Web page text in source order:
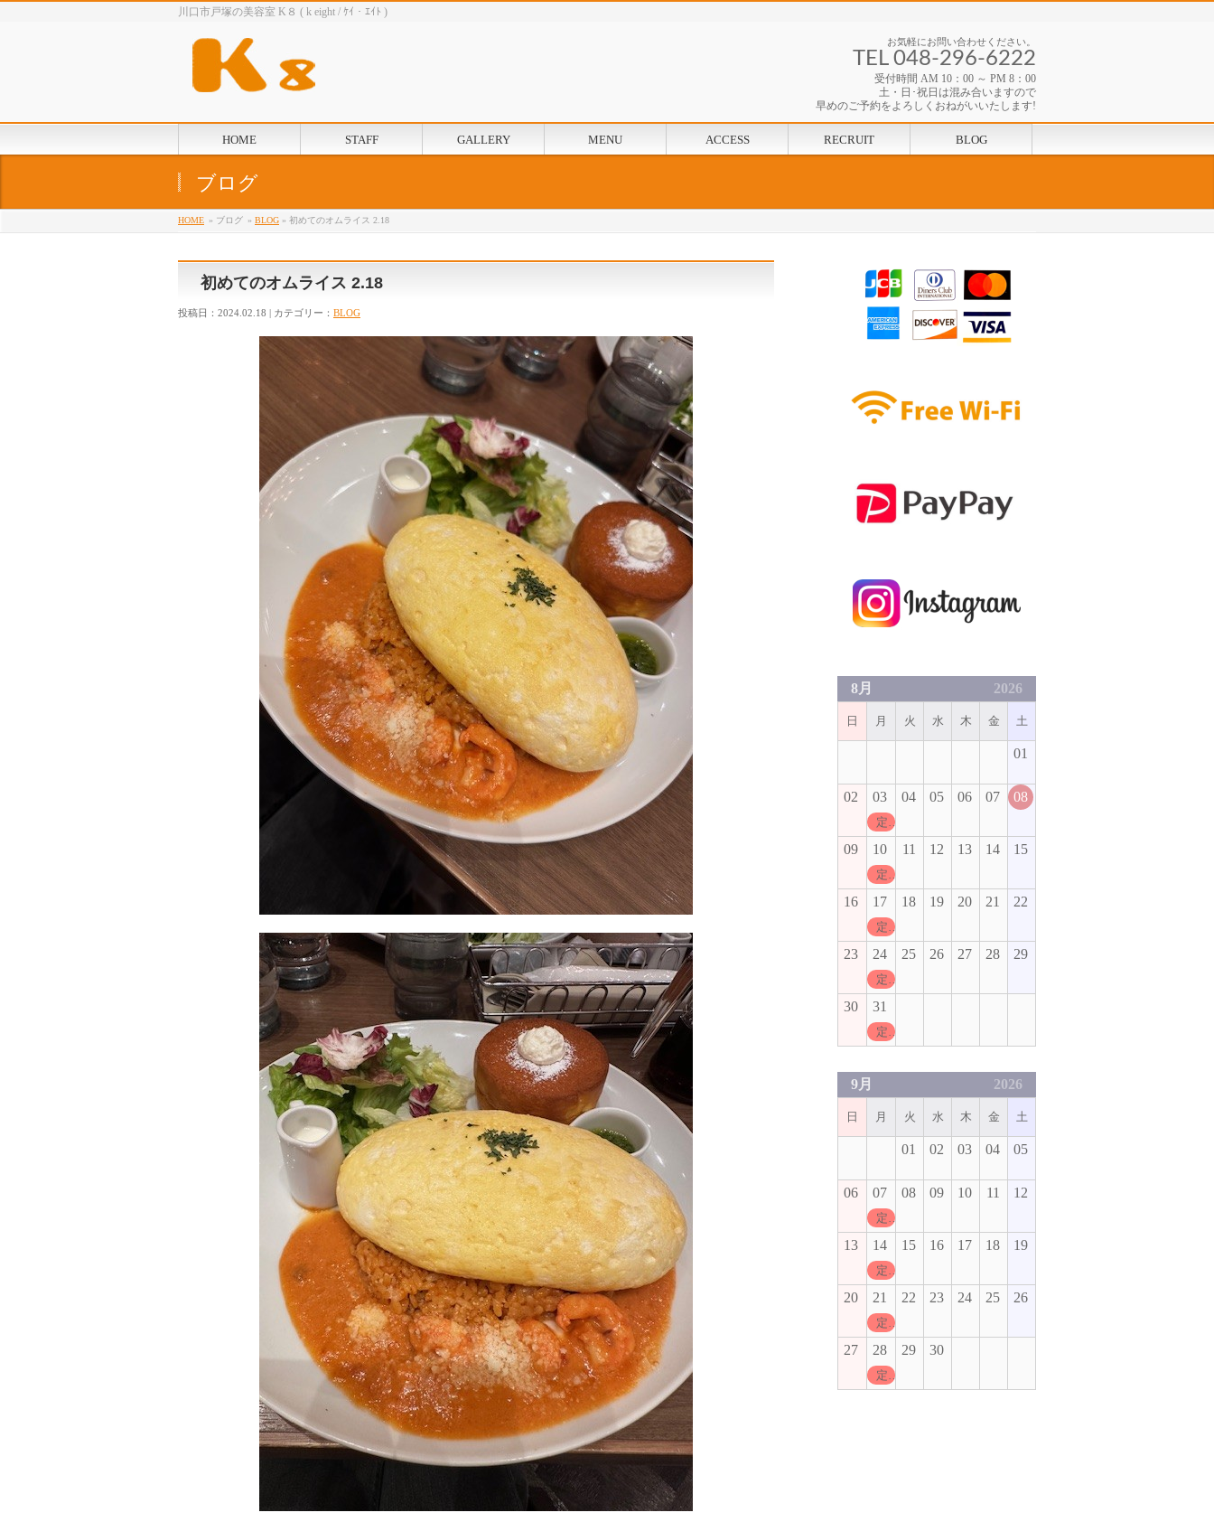
川口市戸塚の美容室 K８ ( k eight / ｹｲ・ｴｲﾄ )
お気軽にお問い合わせください。
TEL 048-296-6222
受付時間 AM 10：00 ～ PM 8：00
土・日･祝日は混み合いますので
早めのご予約をよろしくおねがいいたします!
HOME STAFF GALLERY MENU ACCESS RECRUIT BLOG
ブログ
HOME » ブログ » BLOG » 初めてのオムライス 2.18
初めてのオムライス 2.18
投稿日：2024.02.18 | カテゴリー： BLOG
8月 2026
日 月 火 水 木 金 土
01
02 03
定休日
04 05 06 07 08
09 10
定休日
11 12 13 14 15
16 17
定休日
18 19 20 21 22
23 24
定休日
25 26 27 28 29
30 31
定休日
9月 2026
日 月 火 水 木 金 土
01 02 03 04 05
06 07
定休日
08 09 10 11 12
13 14
定休日
15 16 17 18 19
20 21
定休日
22 23 24 25 26
27 28
定休日
29 30